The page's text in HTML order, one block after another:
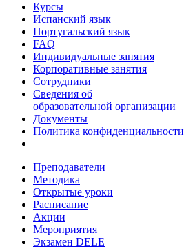
Курсы
Испанский язык
Португальский язык
FAQ
Индивидуальные занятия
Корпоративные занятия
Сотрудники
Сведения об
образовательной организации
Документы
Политика конфиденциальности
Преподаватели
Методика
Открытые уроки
Расписание
Акции
Мероприятия
Экзамен DELE